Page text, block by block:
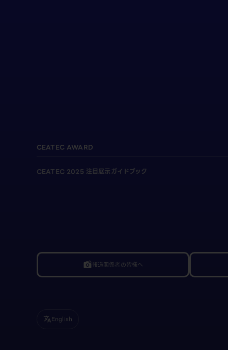
CEATEC AWARD
CEATEC 2025 注目展示ガイドブック
linked_camera報道関係者の皆様へ
translateEnglish